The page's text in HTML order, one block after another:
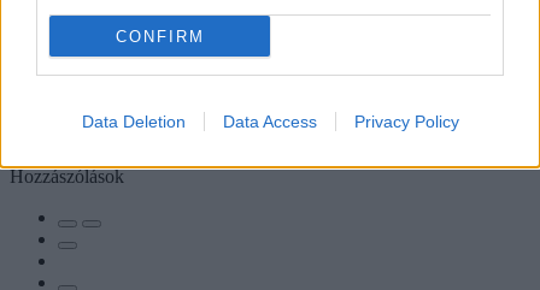
CONFIRM
Data Deletion Data Access Privacy Policy
Hozzászólások